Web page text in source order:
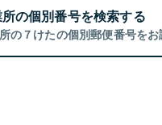
の個別番号を検索する
の７けたの個別郵便番号をお